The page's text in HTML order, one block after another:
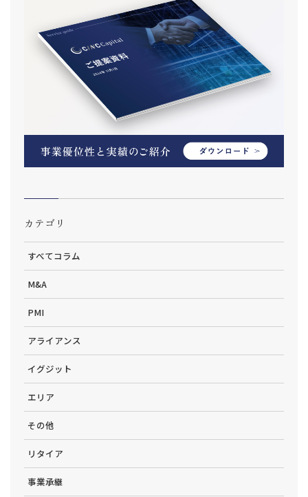
カテゴリ
すべてコラム
M&A
PMI
アライアンス
イグジット
エリア
その他
リタイア
事業承継